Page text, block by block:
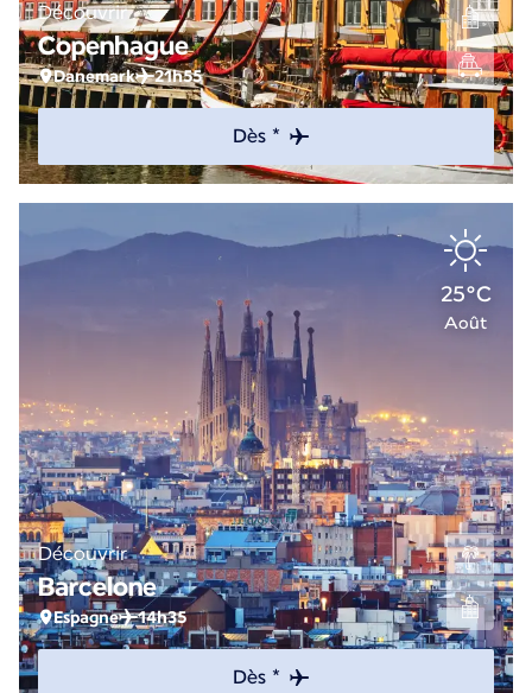
Découvrir
Copenhague
Danemark 21h55
Dès *
25°C
Août
Découvrir
Barcelone
Espagne 14h35
Dès *